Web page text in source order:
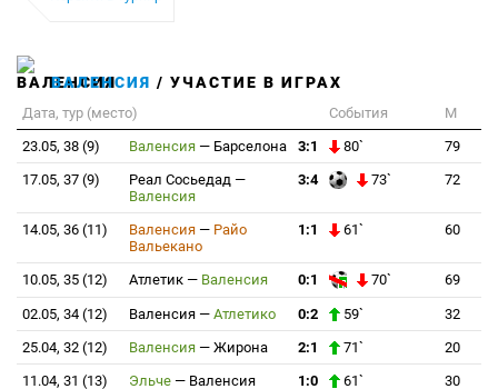
ВАЛЕНСИЯ / УЧАСТИЕ В ИГРАХ
Дата, тур (место) События
М
23.05, 38 (9)
Валенсия — Барселона 3:1 80`
79
17.05, 37 (9)
Реал Сосьедад —
Валенсия
3:4 73` 72
14.05, 36 (11) Валенсия — Райо
Вальекано
1:1 61` 60
10.05, 35 (12) Атлетик — Валенсия 0:1 70` 69
02.05, 34 (12) Валенсия — Атлетико 0:2 59`
32
25.04, 32 (12)
Валенсия — Жирона 2:1 71`
20
11.04, 31 (13)
Эльче — Валенсия 1:0 61`
30